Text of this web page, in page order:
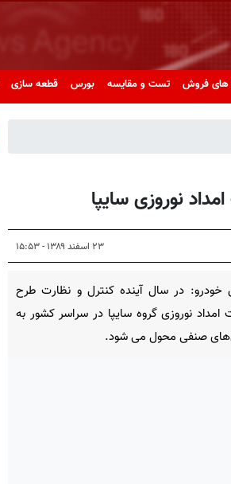
فروش تست و مقایسه بورس قطعه سازی
نوروزی سایپا
۲۳ اسفند ۱۳۸۹ - ۱۵:۵۳
خودرو: در سال آینده كنترل و نظارت طرح
امداد نوروزی گروه سایپا در سراسر كشور به
صنفی محول می شود.